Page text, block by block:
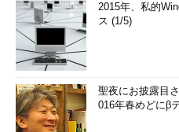
2015年、私的
ス (1/5)
聖夜にお披露目
016年春めどにβ